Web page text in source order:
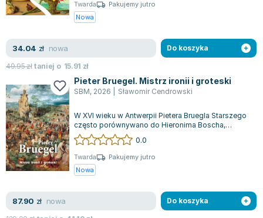
Książki o naukach politycznych dla studentów
Książki do nauk społecznych dla studentów
Książki do nauk ścisłych dla studentów
Prawo - książki dla studentów
Technologia żywności - książki
Zarządzanie i marketing - książki
Nauka języków obcych - książki
Podręczniki dla nauczycieli - metodyka
Repetytoria, testy i materiały pomocnicze
Bolesław Prus
Wanda Chotomska
Józef Ignacy Kraszewski
Clive Staples Lewis
Martyna Wojciechowska
Melissa De la Cruz
Blanka Lipińska
Jaś Kapela
Agatha Christie
Witold Gadowski
Marcin Kowalczyk
Piotr Zychowicz
Twarda
Pakujemy jutro
Nowa
34.04 zł nowa
49.95złtaniej o 15.91 zł
Do koszyka
Pieter Bruegel. Mistrz ironii i groteski
SBM, 2026 Sławomir Cendrowski
W XVI wieku w Antwerpii Pietera Bruegla Starszego
często porównywano do Hieronima Boscha,
ponieważ, podobnie jak ten słynny twórca...
0.0
Twarda
Pakujemy jutro
Nowa
87.90 zł nowa Do koszyka